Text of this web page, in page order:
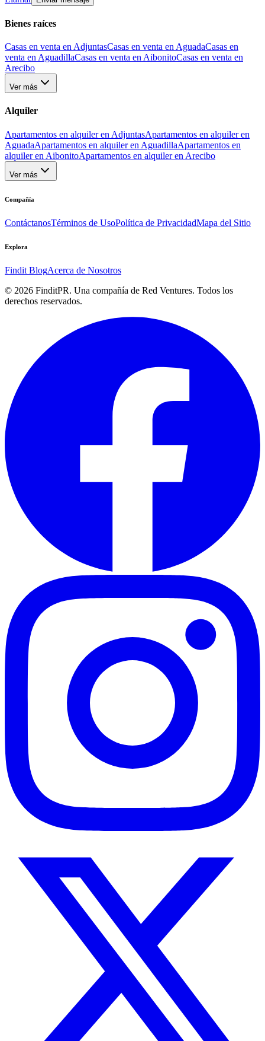
Bienes raíces
Casas en venta en AdjuntasCasas en venta en AguadaCasas en
venta en AguadillaCasas en venta en AibonitoCasas en venta en
Arecibo
Ver más
Alquiler
Apartamentos en alquiler en AdjuntasApartamentos en alquiler en
AguadaApartamentos en alquiler en AguadillaApartamentos en
alquiler en AibonitoApartamentos en alquiler en Arecibo
Ver más
Compañía
ContáctanosTérminos de UsoPolítica de PrivacidadMapa del Sitio
Explora
Findit BlogAcerca de Nosotros
© 2026 FinditPR. Una compañía de Red Ventures. Todos los
derechos reservados.